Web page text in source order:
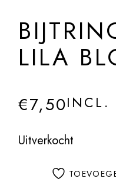
LILA
€7,50INCL.
Uitverkocht